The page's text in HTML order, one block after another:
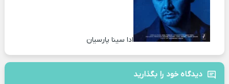
ادا سینا پارسیان
دیدگاه خود را بگذارید